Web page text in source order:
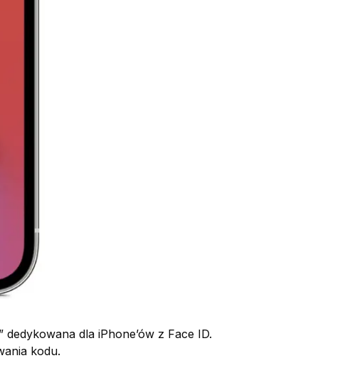
” dedykowana dla iPhone’ów z Face ID.
kodu.